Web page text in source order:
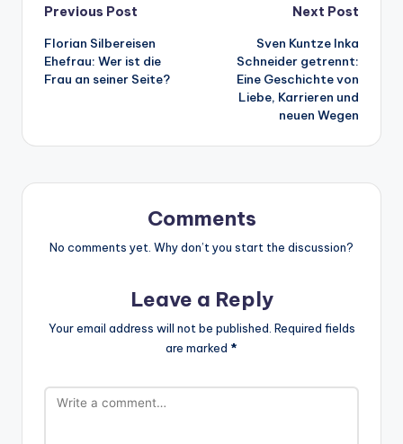
Post
navigation
Previous Post
Florian Silbereisen
Ehefrau: Wer ist die
Frau an seiner Seite?
Next Post
Sven Kuntze Inka
Schneider getrennt:
Eine Geschichte von
Liebe, Karrieren und
neuen Wegen
Comments
No comments yet. Why don’t you start the discussion?
Leave a Reply
Your email address will not be published. Required fields
are marked *